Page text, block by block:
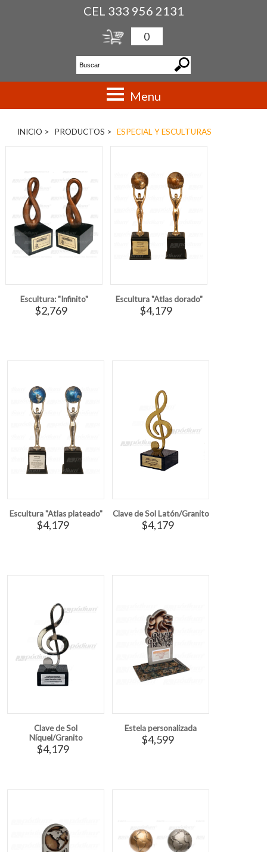
CEL 333 956 2131
0
Menu
INICIO > PRODUCTOS > ESPECIAL Y ESCULTURAS
Escultura: "Infinito"
$2,769
Escultura "Atlas dorado"
$4,179
Escultura "Atlas plateado"
$4,179
Clave de Sol Latón/Granito
$4,179
Clave de Sol
Níquel/Granito
$4,179
Estela personalizada
$4,599